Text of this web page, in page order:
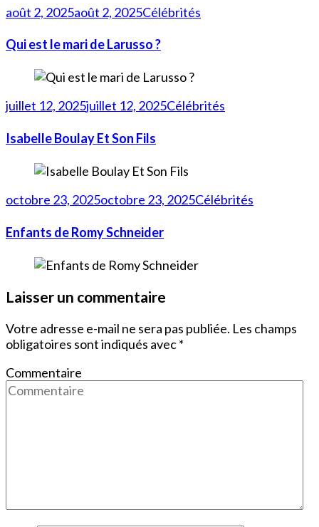
août 2, 2025août 2, 2025Célébrités
Qui est le mari de Larusso ?
juillet 12, 2025juillet 12, 2025Célébrités
Isabelle Boulay Et Son Fils
octobre 23, 2025octobre 23, 2025Célébrités
Enfants de Romy Schneider
Laisser un commentaire
Votre adresse e-mail ne sera pas publiée. Les champs
obligatoires sont indiqués avec*
Commentaire